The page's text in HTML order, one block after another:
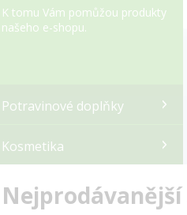
K tomu Vám pomůžou produkty
našeho e-shopu.
Potravinové doplňky
Kosmetika
Nejprodávanější